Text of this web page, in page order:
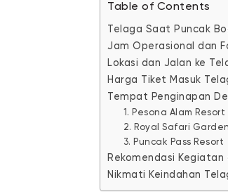
Table of Contents
Telaga Saat Puncak
Jam Operasional dan
Lokasi dan Jalan ke
Harga Tiket Masuk
Tempat Penginapan
1. Pesona Alam Resort
2. Royal Safari
3. Puncak Pass Resort
Rekomendasi
Nikmati Keindahan